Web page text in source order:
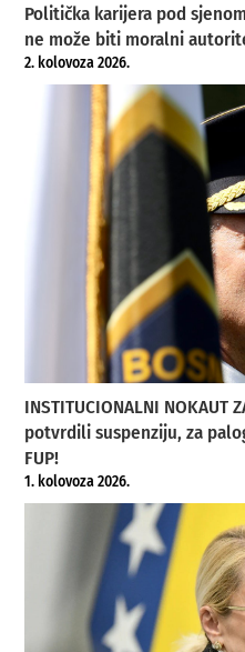
Politička karijera pod
ne može biti moralni
2. kolovoza 2026.
INSTITUCIONALNI NOKAUT
potvrdili suspenziju, za
FUP!
1. kolovoza 2026.